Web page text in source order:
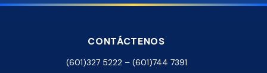
CONTÁCTENOS
(601)327 5222 – (601)744 7391